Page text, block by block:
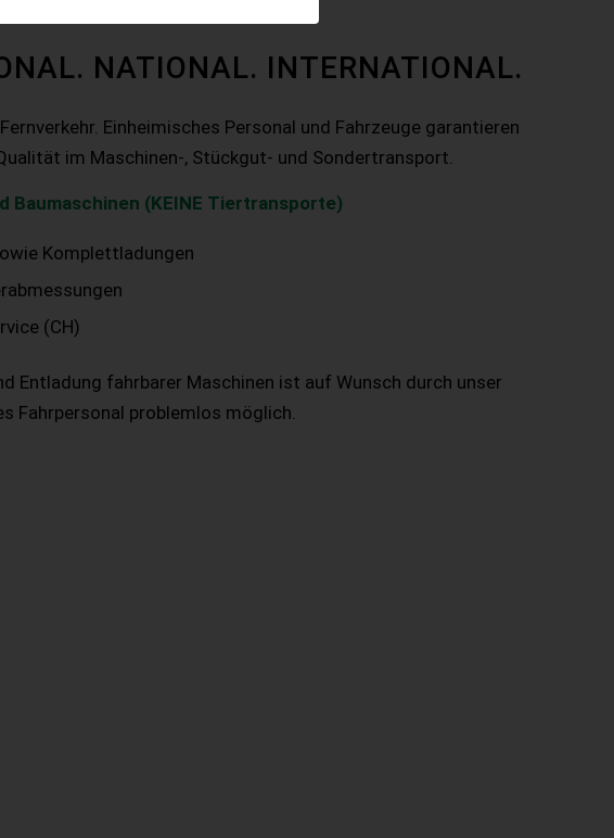
NATIONAL. INTERNATIONAL.
Einheimisches Personal und Fahrzeuge garantieren
im Maschinen-, Stückgut- und Sondertransport.
Baumaschinen (KEINE Tiertransporte)
Komplettladungen
(CH)
Entladung fahrbarer Maschinen ist auf Wunsch durch unser
Fahrpersonal problemlos möglich.